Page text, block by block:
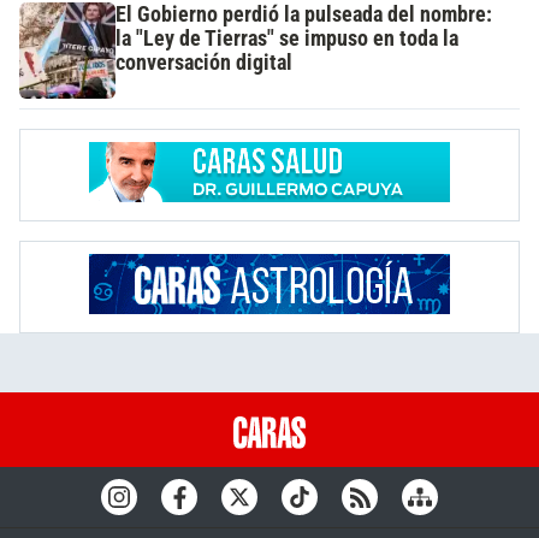
El Gobierno perdió la pulseada del nombre:
la "Ley de Tierras" se impuso en toda la
conversación digital